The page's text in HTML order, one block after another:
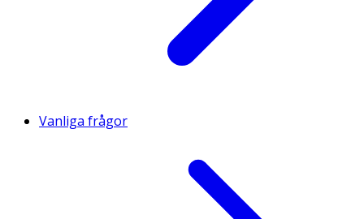
Vanliga frågor